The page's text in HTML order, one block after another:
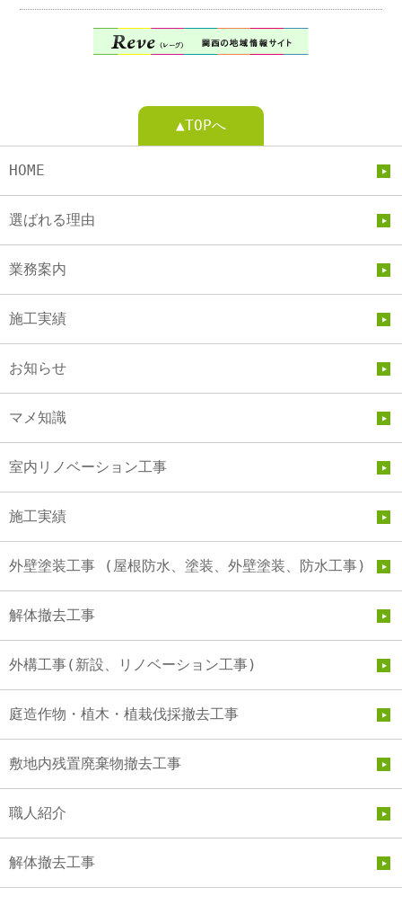
▲TOPへ
HOME
選ばれる理由
業務案内
施工実績
お知らせ
マメ知識
室内リノベーション工事
施工実績
外壁塗装工事 (屋根防水、塗装、外壁塗装、防水工事)
解体撤去工事
外構工事(新設、リノベーション工事)
庭造作物・植木・植栽伐採撤去工事
敷地内残置廃棄物撤去工事
職人紹介
解体撤去工事